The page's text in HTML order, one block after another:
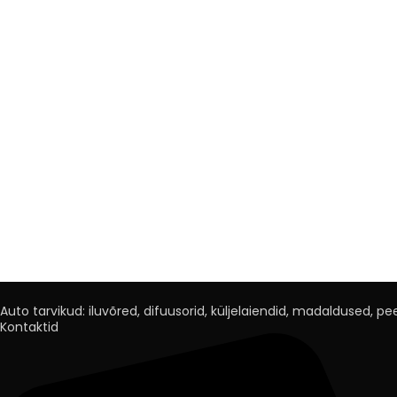
Auto tarvikud: iluvõred, difuusorid, küljelaiendid, madaldused,
Kontaktid